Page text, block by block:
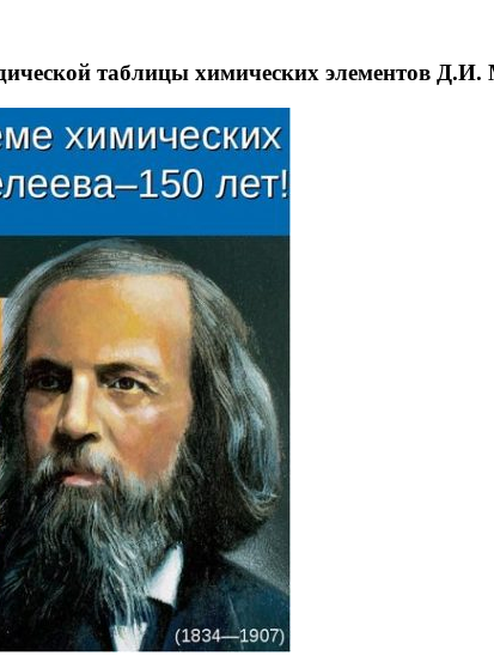
таблицы химических элементов Д.И.